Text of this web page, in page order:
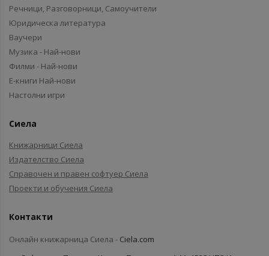
Речници, Разговорници, Самоучители
Юридическа литература
Ваучери
Музика - Най-нови
Филми - Най-нови
Е-книги Най-нови
Настолни игри
Сиела
Книжарници Сиела
Издателство Сиела
Справочен и правен софтуер Сиела
Проекти и обучения Сиела
Контакти
Онлайн книжарница Сиела - Ciela.com